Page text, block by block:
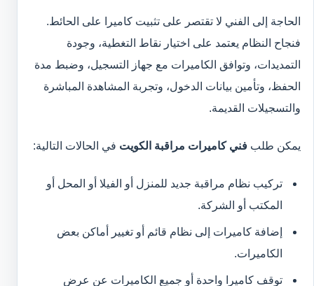
الحاجة إلى الفني لا تقتصر على تثبيت كاميرا على الحائط.
فنجاح النظام يعتمد على اختيار نقاط التغطية، وجودة
التمديدات، وتوافق الكاميرات مع جهاز التسجيل، وضبط مدة
الحفظ، وتأمين بيانات الدخول، وتجربة المشاهدة المباشرة
والتسجيلات القديمة.
يمكن طلب فني كاميرات مراقبة الكويت في الحالات التالية:
تركيب نظام مراقبة جديد للمنزل أو الفيلا أو المحل أو
المكتب أو الشركة.
إضافة كاميرات إلى نظام قائم أو تغيير أماكن بعض
الكاميرات.
توقف كاميرا واحدة أو جميع الكاميرات عن عرض